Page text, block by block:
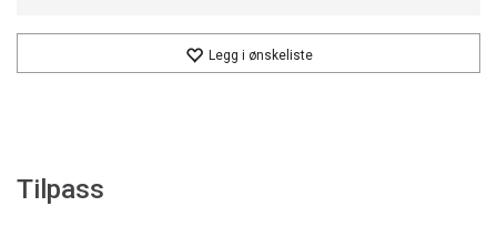
Legg i ønskeliste
Tilpass